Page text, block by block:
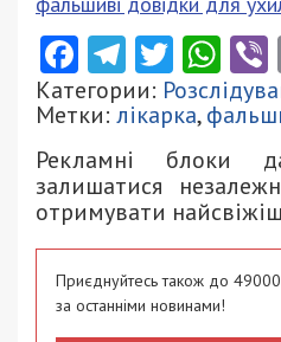
Facebook
Telegram
Категории:
Метки: лікарка,
Рекламні блоки
залишатися
отримувати
Приєднуйтесь також до
за останніми новинами!